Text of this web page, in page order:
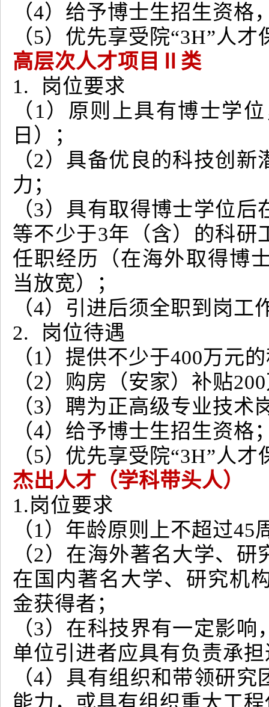
（4）给予博士生招生资
（5）优先享受院“3H”人
高层次人才项目Ⅱ类
1. 岗位要求
（1）原则上具有博士学
日）；
（2）具备优良的科技创
力；
（3）具有取得博士学位
等不少于3年（含）的科研
任职经历（在海外取得博
当放宽）；
（4）引进后须全职到岗工
2. 岗位待遇
（1）提供不少于400万元
（2）购房（安家）补贴
（3）聘为正高级专业技术
（4）给予博士生招生资格
（5）优先享受院“3H”人
杰出人才（学科带头人）
1.岗位要求
（1）年龄原则上不超过45
（2）在海外著名大学、
在国内著名大学、研究机
金获得者；
（3）在科技界有一定影
单位引进者应具有负责承
（4）具有组织和带领研
能力，或具有组织重大工